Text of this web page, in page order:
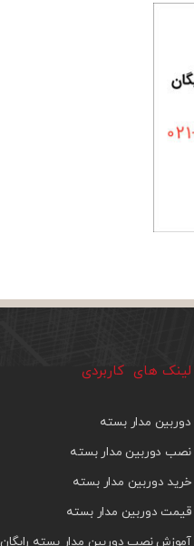
لینک های کاربردی
دوربین مدار بسته
نصب دوربین مدار بسته
خرید دوربین مدار بسته
قیمت دوربین مدار بسته
آموزش نصب دوربین مدار بسته رایگان